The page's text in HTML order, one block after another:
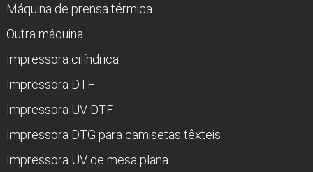
Máquina de prensa térmica
Outra máquina
Impressora cilíndrica
Impressora DTF
Impressora UV DTF
Impressora DTG para camisetas têxteis
Impressora UV de mesa plana